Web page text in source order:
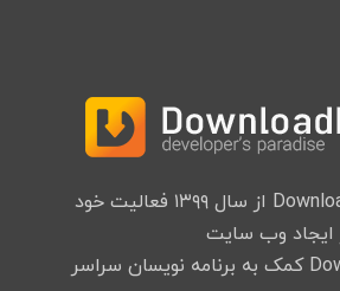
تیم DownloadDevTools.com از سال ۱۳۹۹ فعالیت خود
ایجاد وب سایت
DownloadDevTools.com کمک به برنامه نویسان سراسر